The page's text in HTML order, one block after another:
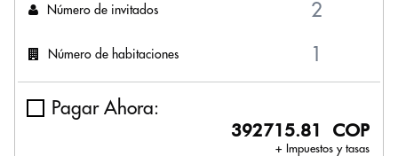
Número de invitados
Número de habitaciones
Pagar Ahora:
392715.81 COP
+ Impuestos y tasas